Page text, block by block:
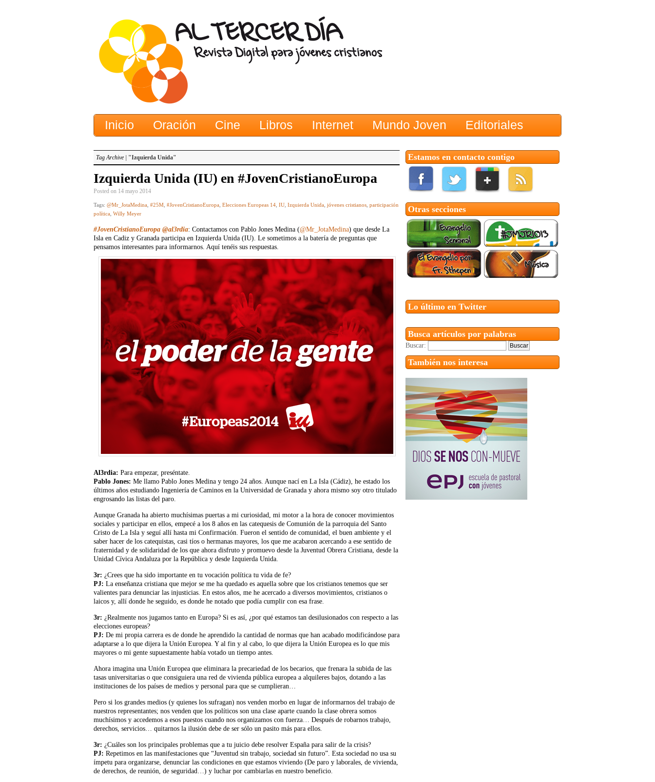
Inicio Oración Cine Libros Internet Mundo Joven Editoriales
Tag Archive | "Izquierda Unida"
Izquierda Unida (IU) en #JovenCristianoEuropa
Posted on 14 mayo 2014
Tags: @Mr_JotaMedina #25M #JovenCristianoEuropa Elecciones Europeas 14 IU Izquierda Unida jóvenes cristianos participación
política Willy Meyer
#JovenCristianoEuropa @al3rdia: Contactamos con Pablo Jones Medina (@Mr_JotaMedina) que desde La
Isla en Cadiz y Granada participa en Izquierda Unida (IU). Le sometimos a la batería de preguntas que
pensamos interesantes para informarnos. Aquí tenéis sus respuestas.
Al3rdia: Para empezar, preséntate.
Pablo Jones: Me llamo Pablo Jones Medina y tengo 24 años. Aunque nací en La Isla (Cádiz), he estado los
últimos años estudiando Ingeniería de Caminos en la Universidad de Granada y ahora mismo soy otro titulado
engrosando las listas del paro.
Aunque Granada ha abierto muchísimas puertas a mi curiosidad, mi motor a la hora de conocer movimientos
sociales y participar en ellos, empecé a los 8 años en las catequesis de Comunión de la parroquia del Santo
Cristo de La Isla y seguí allí hasta mi Confirmación. Fueron el sentido de comunidad, el buen ambiente y el
saber hacer de los catequistas, casi tíos o hermanas mayores, los que me acabaron acercando a ese sentido de
fraternidad y de solidaridad de los que ahora disfruto y promuevo desde la Juventud Obrera Cristiana, desde la
Unidad Cívica Andaluza por la República y desde Izquierda Unida.
3r: ¿Crees que ha sido importante en tu vocación política tu vida de fe?
PJ: La enseñanza cristiana que mejor se me ha quedado es aquella sobre que los cristianos tenemos que ser
valientes para denunciar las injusticias. En estos años, me he acercado a diversos movimientos, cristianos o
laicos y, allí donde he seguido, es donde he notado que podía cumplir con esa frase.
3r: ¿Realmente nos jugamos tanto en Europa? Si es así, ¿por qué estamos tan desilusionados con respecto a las
elecciones europeas?
PJ: De mi propia carrera es de donde he aprendido la cantidad de normas que han acabado modificándose para
adaptarse a lo que dijera la Unión Europea. Y al fin y al cabo, lo que dijera la Unión Europea es lo que mis
mayores o mi gente supuestamente había votado un tiempo antes.
Ahora imagina una Unión Europea que eliminara la precariedad de los becarios, que frenara la subida de las
tasas universitarias o que consiguiera una red de vivienda pública europea a alquileres bajos, dotando a las
instituciones de los países de medios y personal para que se cumplieran…
Pero si los grandes medios (y quienes los sufragan) nos venden morbo en lugar de informarnos del trabajo de
nuestros representantes; nos venden que los políticos son una clase aparte cuando la clase obrera somos
muchísimos y accedemos a esos puestos cuando nos organizamos con fuerza… Después de robarnos trabajo,
derechos, servicios… quitarnos la ilusión debe de ser sólo un pasito más para ellos.
3r: ¿Cuáles son los principales problemas que a tu juicio debe resolver España para salir de la crisis?
PJ: Repetimos en las manifestaciones que “Juventud sin trabajo, sociedad sin futuro”. Esta sociedad no usa su
ímpetu para organizarse, denunciar las condiciones en que estamos viviendo (De paro y laborales, de vivienda,
de derechos, de reunión, de seguridad…) y luchar por cambiarlas en nuestro beneficio.
Estamos en contacto contigo
Otras secciones
Lo último en Twitter
Busca artículos por palabras
Buscar:
También nos interesa